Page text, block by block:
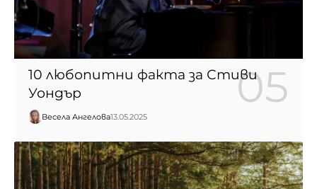
10 любопитни факта за Стиви
Уондър
Весела Ангелова13.05.2025